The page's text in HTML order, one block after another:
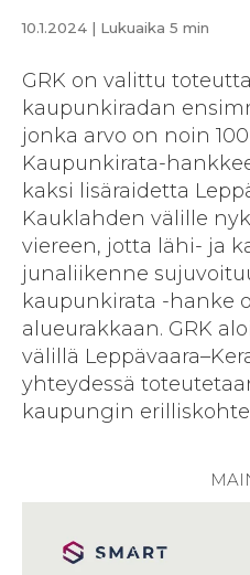
10.1.2024 | Lukuaika 5 min
GRK on valittu
kaupunkiradan
jonka arvo on noin
Kaupunkirata-
kaksi lisäraidetta
Kauklahden välille
viereen, jotta lähi- ja
junaliikenne
kaupunkirata -hanke
alueurakkaan. GRK
välillä
yhteydessä
kaupungin